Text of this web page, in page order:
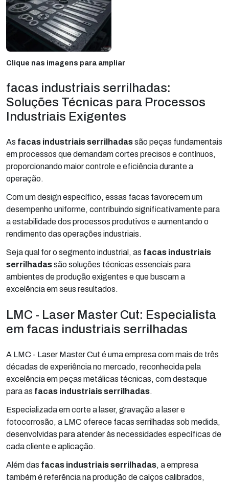
Clique nas imagens para ampliar
facas industriais serrilhadas:
Soluções Técnicas para Processos
Industriais Exigentes
As facas industriais serrilhadassão peças fundamentais
em processos que demandam cortes precisos e contínuos,
proporcionando maior controle e eficiência durante a
operação.
Com um design específico, essas facas favorecem um
desempenho uniforme, contribuindo significativamente para
a estabilidade dos processos produtivos e aumentando o
rendimento das operações industriais.
Seja qual for o segmento industrial, as facas industriais
serrilhadassão soluções técnicas essenciais para
ambientes de produção exigentes e que buscam a
excelência em seus resultados.
LMC - Laser Master Cut: Especialista
em facas industriais serrilhadas
A LMC - Laser Master Cut é uma empresa com mais de três
décadas de experiência no mercado, reconhecida pela
excelência em peças metálicas técnicas, com destaque
para as facas industriais serrilhadas.
Especializada em corte a laser, gravação a laser e
fotocorrosão, a LMC oferece facas serrilhadas sob medida,
desenvolvidas para atender às necessidades específicas de
cada cliente e aplicação.
Além das facas industriais serrilhadas, a empresa
também é referência na produção de calços calibrados,